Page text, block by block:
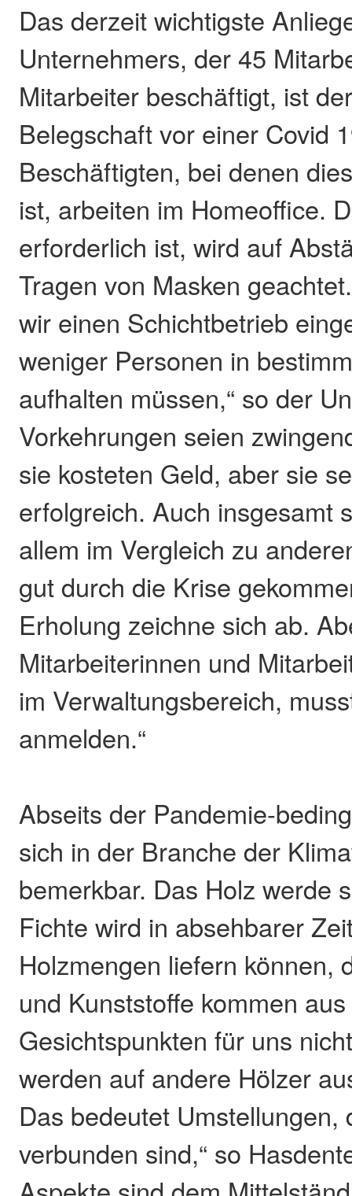
Das derzeit wichtigste
Unternehmers, der 45
Mitarbeiter beschäftigt, ist
Belegschaft vor einer Covid
Beschäftigten, bei denen
ist, arbeiten im Homeoffice.
erforderlich ist, wird auf
Tragen von Masken
wir einen Schichtbetrieb
weniger Personen in
aufhalten müssen,“ so der
Vorkehrungen seien
sie kosteten Geld, aber sie
erfolgreich. Auch insgesamt
allem im Vergleich zu
gut durch die Krise
Erholung zeichne sich ab.
Mitarbeiterinnen und
im Verwaltungsbereich,
anmelden.“
Abseits der Pandemie-
sich in der Branche der
bemerkbar. Das Holz werde
Fichte wird in absehbarer
Holzmengen liefern können,
und Kunststoffe kommen
Gesichtspunkten für uns
werden auf andere Hölzer
Das bedeutet Umstellungen,
verbunden sind,“ so